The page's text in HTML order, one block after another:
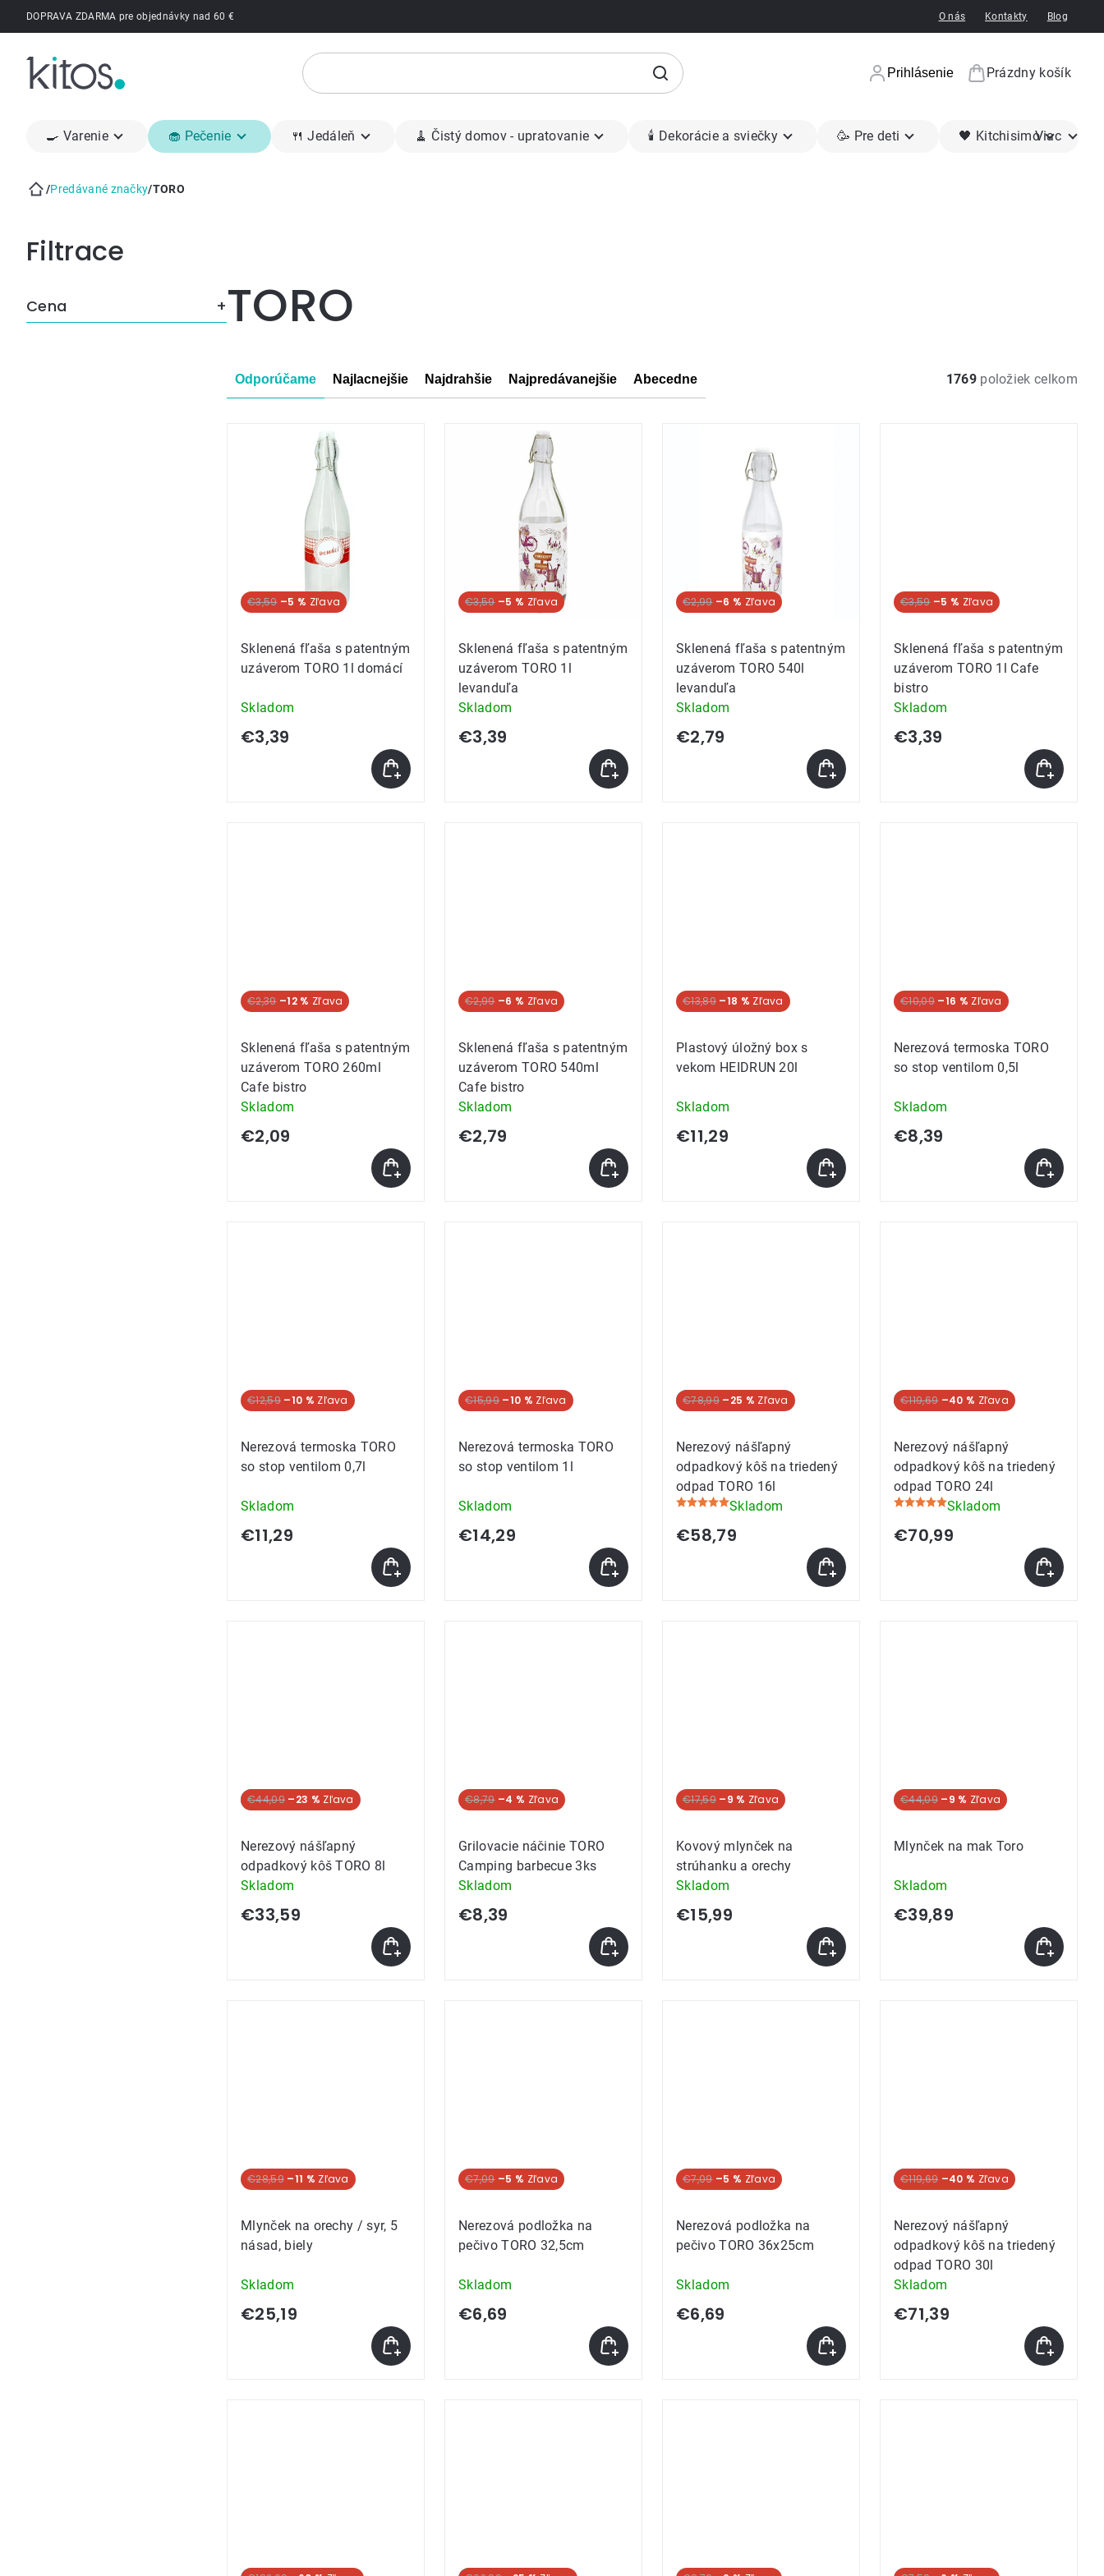
PrejsťDOPRAVA ZDARMA pre objednávky nad 60 € O nás Kontakty Blog
Prihlásenie
Nákupný
Prázdny košík
🍳 Varenie 🧁 Pečenie 🍴 Jedáleň 🧹 Čistý domov - upratovanie 🕯 Dekorácie a sviečky 🥳 Pre deti 🖤 KitchisimoViac
/Predávané značky/TORO
Bočný
panel
Cena TORO
Radenie
Odporúčame Najlacnejšie Najdrahšie Najpredávanejšie Abecedne 1769položiek celkom
Výpis
produktov
€3,59 –5 %
Sklenená fľaša s patentným
uzáverom TORO 1l domácí
Skladom
€3,39
€3,59 –5 %
Sklenená fľaša s patentným
uzáverom TORO 1l
levanduľa
Skladom
€3,39
€2,99 –6 %
Sklenená fľaša s patentným
uzáverom TORO 540l
levanduľa
Skladom
€2,79
€3,59 –5 %
Sklenená fľaša s patentným
uzáverom TORO 1l Cafe
bistro
Skladom
€3,39
€2,39 –12 %
Sklenená fľaša s patentným
uzáverom TORO 260ml
Cafe bistro
Skladom
€2,09
€2,99 –6 %
Sklenená fľaša s patentným
uzáverom TORO 540ml
Cafe bistro
Skladom
€2,79
€13,89 –18 %
Plastový úložný box s
vekom HEIDRUN 20l
Skladom
€11,29
€10,09 –16 %
Nerezová termoska TORO
so stop ventilom 0,5l
Skladom
€8,39
€12,59 –10 %
Nerezová termoska TORO
so stop ventilom 0,7l
Skladom
€11,29
€15,99 –10 %
Nerezová termoska TORO
so stop ventilom 1l
Skladom
€14,29
SUPER CENA
€78,99 –25 %
Nerezový nášľapný
odpadkový kôš na triedený
odpad TORO 16l
Priemerné
hodnotenie
Skladom
€58,79
SUPER CENA
€119,69 –40 %
Nerezový nášľapný
odpadkový kôš na triedený
odpad TORO 24l
Priemerné
hodnotenie
Skladom
€70,99
SUPER CENA
€44,09 –23 %
Nerezový nášľapný
odpadkový kôš TORO 8l
Skladom
€33,59
€8,79 –4 %
Grilovacie náčinie TORO
Camping barbecue 3ks
Skladom
€8,39
€17,59 –9 %
Kovový mlynček na
strúhanku a orechy
Skladom
€15,99
€44,09 –9 %
Mlynček na mak Toro
Skladom
€39,89
€28,59 –11 %
Mlynček na orechy / syr, 5
násad, biely
Skladom
€25,19
€7,09 –5 %
Nerezová podložka na
pečivo TORO 32,5cm
Skladom
€6,69
€7,09 –5 %
Nerezová podložka na
pečivo TORO 36x25cm
Skladom
€6,69
SUPER CENA
€119,69 –40 %
Nerezový nášľapný
odpadkový kôš na triedený
odpad TORO 30l
Skladom
€71,39